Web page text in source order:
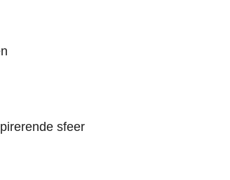
sfeer